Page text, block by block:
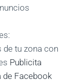
tu zona con
Publicita
de Facebook